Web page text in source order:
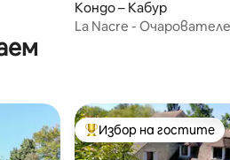
Кондо – Кабур
La Nacre -
Най-популярен избор
Избор на гостите